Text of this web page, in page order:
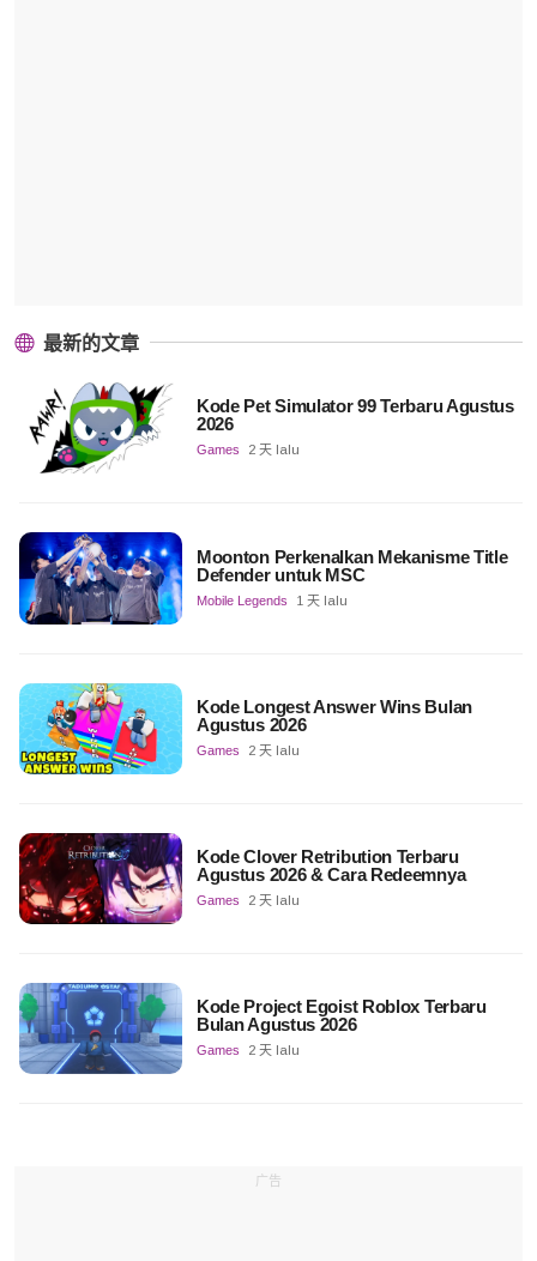
最新的文章
Kode Pet Simulator 99 Terbaru Agustus
2026
Games 2 天 lalu
Moonton Perkenalkan Mekanisme Title
Defender untuk MSC
Mobile Legends 1 天 lalu
Kode Longest Answer Wins Bulan
Agustus 2026
Games 2 天 lalu
Kode Clover Retribution Terbaru
Agustus 2026 & Cara Redeemnya
Games 2 天 lalu
Kode Project Egoist Roblox Terbaru
Bulan Agustus 2026
Games 2 天 lalu
广告